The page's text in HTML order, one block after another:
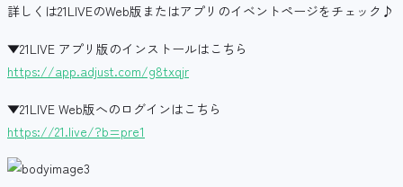
詳しくは21LIVEのWeb版またはアプリのイベントページをチェック♪
▼21LIVE アプリ版のインストールはこちら
https://app.adjust.com/g8txqjr
▼21LIVE Web版へのログインはこちら
https://21.live/?b=pre1